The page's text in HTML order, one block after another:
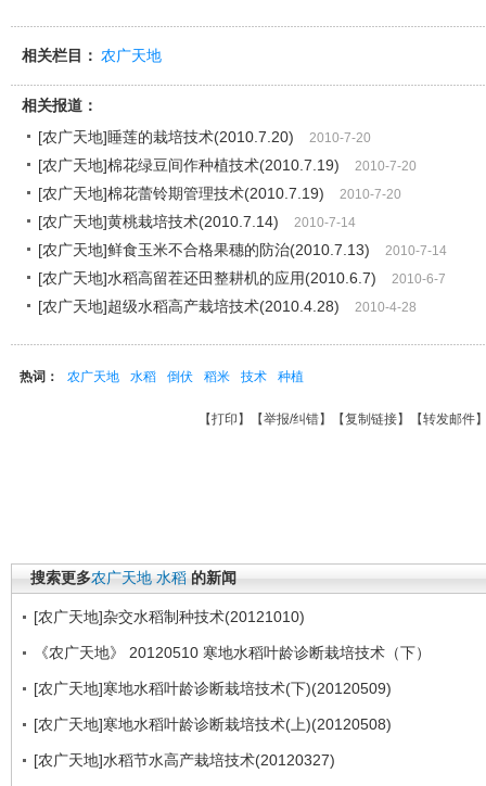
相关栏目： 农广天地
相关报道：
[农广天地]睡莲的栽培技术(2010.7.20)
2010-7-20
[农广天地]棉花绿豆间作种植技术(2010.7.19) 2010-7-20
[农广天地]棉花蕾铃期管理技术(2010.7.19) 2010-7-20
[农广天地]黄桃栽培技术(2010.7.14) 2010-7-14
[农广天地]鲜食玉米不合格果穗的防治(2010.7.13) 2010-7-14
[农广天地]水稻高留茬还田整耕机的应用(2010.6.7) 2010-6-7
[农广天地]超级水稻高产栽培技术(2010.4.28) 2010-4-28
热词： 农广天地 水稻 倒伏 稻米 技术 种植
【打印 】【举报/纠错】【复制链接】【转发邮件
搜索更多农广天地 水稻 的新闻
[农广天地]杂交水稻制种技术(20121010)
《农广天地》 20120510 寒地水稻叶龄诊断栽培技术（下）
[农广天地]寒地水稻叶龄诊断栽培技术(下)(20120509)
[农广天地]寒地水稻叶龄诊断栽培技术(上)(20120508)
[农广天地]水稻节水高产栽培技术(20120327)